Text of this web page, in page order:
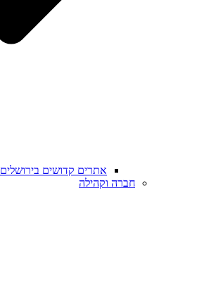
אתרים קדושים בירושלים
חברה וקהילה